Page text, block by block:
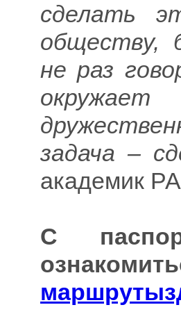
сделать
обществу,
не раз
задача –
академик
С